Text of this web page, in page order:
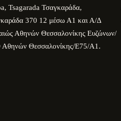
Tsagarada Τσαγκαράδα,
370 12 μέσω Α1 και Α/Δ
Αθηνών Θεσσαλονίκης Ευζώνων/
Θεσσαλονίκης/E75/Α1.